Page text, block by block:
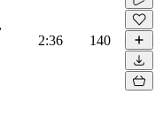
2:36 140